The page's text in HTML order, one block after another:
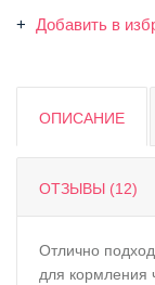
Добавить в
ОПИСАНИЕ
ОТЗЫВЫ (12)
Отлично
для кормления